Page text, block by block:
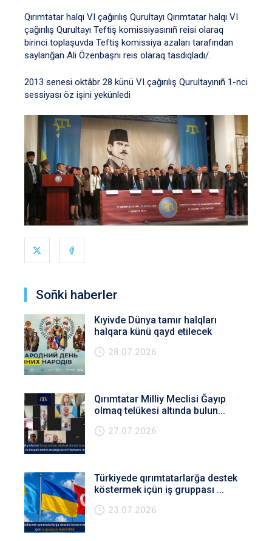
Qırımtatar halqı VI çağırılış Qurultayı Qırımtatar halqı VI
çağırılış Qurultayı Teftiş komissiyasınıñ reisi olaraq
birinci toplaşuvda Teftiş komissiya azaları tarafından
saylanğan Ali Özenbaşnı reis olaraq tasdiqladı/.
2013 senesi oktâbr 28 künü VI çağırılış Qurultayınıñ 1-nci
sessiyası öz işini yekünledi
Soñki haberler
Kıyivde Dünya tamır halqları
halqara künü qayd etilecek
28.07.2026
Qırımtatar Milliy Meclisi Ğayıp
olmaq telükesi altında bulun...
27.07.2026
Türkiyede qırımtatarlarğa destek
köstermek içün iş gruppası ...
23.07.2026